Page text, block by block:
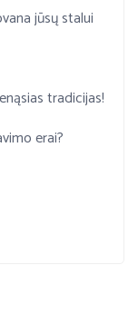
jūsų stalui
tradicijas!
erai?